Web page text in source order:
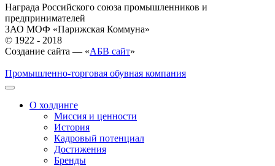
Награда Российского союза промышленников и
предпринимателей
ЗАО МОФ «Парижская Коммуна»
© 1922 - 2018
Создание сайта — «АБВ сайт»
Промышленно-торговая обувная компания
О холдинге
Миссия и ценности
История
Кадровый потенциал
Достижения
Бренды